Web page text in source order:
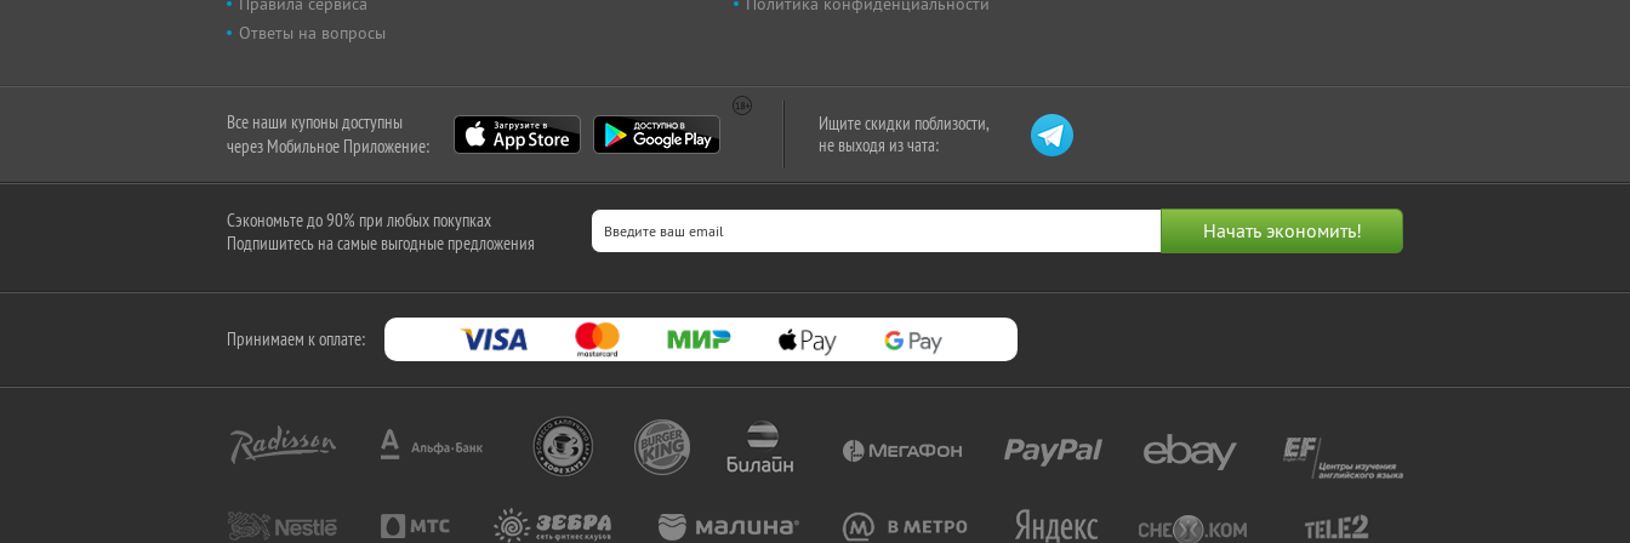
Ответы на вопросы
Все наши купоны доступны
через Мобильное Приложение:
Ищите скидки поблизости,
не выходя из чата:
Сэкономьте до 90% при любых покупках
Подпишитесь на самые выгодные предложения
Принимаем к оплате: